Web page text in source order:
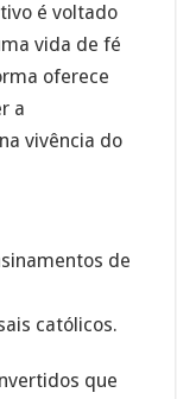
é voltado
vida de fé
oferece
a
vivência do
de
católicos.
que